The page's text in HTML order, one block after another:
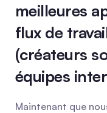
meilleures
flux de
(créateurs
équipes
Maintenant que